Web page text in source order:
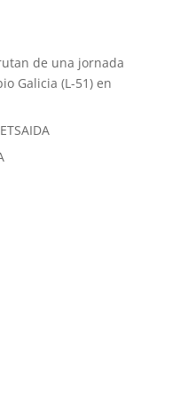
de una jornada
Galicia (L-51) en